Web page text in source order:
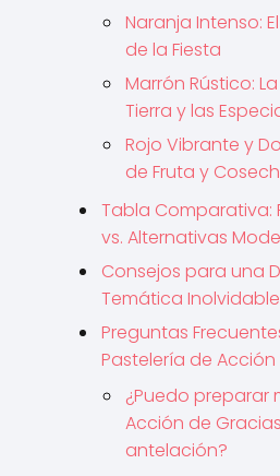
Naranja Intenso:
de la Fiesta
Marrón Rústico:
Tierra y las
Rojo Vibrante y
de Fruta y
Tabla Comparativa:
vs. Alternativas
Consejos para una
Temática Inolvidable
Preguntas
Pastelería de
¿Puedo preparar
Acción de
antelación?